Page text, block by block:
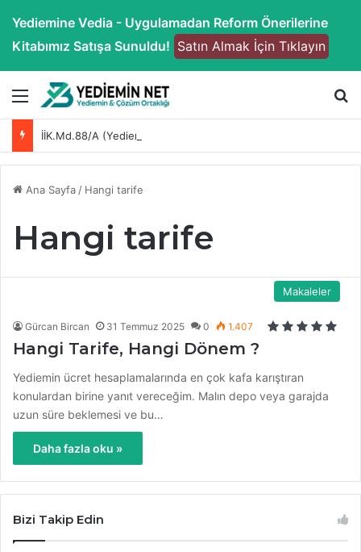
Yediemine Vedia - Uygulamadan Reform Önerilerine
Kitabımız Satışa Sunuldu! Satın Almak İçin Tıklayın
Menü
İİK.Md.88/A (Yediemin Tasfiye) Yönetmeliği
Ana Sayfa / Hangi tarife
Hangi tarife
Makaleler
Gürcan Bircan 31 Temmuz 2025 0 1.407
Hangi Tarife, Hangi Dönem ?
Yediemin ücret hesaplamalarında en çok kafa karıştıran
konulardan birine yanıt vereceğim. Malın depo veya garajda
uzun süre beklemesi ve bu…
Daha fazla oku »
Bizi Takip Edin